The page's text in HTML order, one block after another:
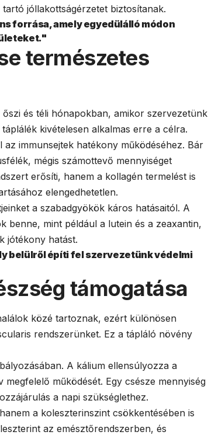
jóllakottságérzetet biztosítanak.
forrása, amely egyedülálló módon
természetes
és téli hónapokban, amikor szervezetünk
kivételesen alkalmas erre a célra.
immunsejtek hatékony működéséhez. Bár
mégis számottevő mennyiséget
erősíti, hanem a kollagén termelést is
elengedhetetlen.
a szabadgyökök káros hatásaitól. A
benne, mint például a lutein és a zeaxantin,
jótékony hatást.
belülről építi fel szervezetünk védelmi
támogatása
közé tartoznak, ezért különösen
rendszerünket. Ez a tápláló növény
A kálium ellensúlyozza a
működését. Egy csésze mennyiség
a napi szükséglethez.
a koleszterinszint csökkentésében is
az emésztőrendszerben, és